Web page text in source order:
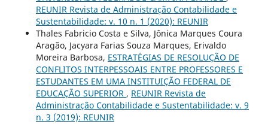
REUNIR Revista de Administração Contabilidade e
Sustentabilidade: v. 10 n. 1 (2020): REUNIR
Thales Fabricio Costa e Silva, Jônica Marques Coura
Aragão, Jacyara Farias Souza Marques, Erivaldo
Moreira Barbosa, ESTRATÉGIAS DE RESOLUÇÃO DE
CONFLITOS INTERPESSOAIS ENTRE PROFESSORES E
ESTUDANTES EM UMA INSTITUIÇÃO FEDERAL DE
EDUCAÇÃO SUPERIOR , REUNIR Revista de
Administração Contabilidade e Sustentabilidade: v. 9
n. 3 (2019): REUNIR